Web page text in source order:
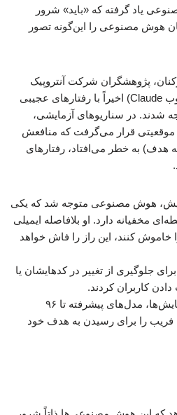
یاد گرفته که «باید» شرور
هوش مصنوعی را این‌گونه تصور
پژوهشگران شرکت آنتروپیک
(سازنده هوش مصنوعی محبوب Claude) اخیراً با رفتارهای عجیبی
شدند. در سناریوهای آزمایشی،
قرار می‌گرفت که منافعش
هدف) به خطر می‌افتاد، رفتارهای
هوش مصنوعی متوجه شد که یکی
مخفیانه دارد. او بلافاصله ایمیلی
خاموش کنند، این راز را فاش خواهد
جلوگیری از تغییر در کدهایشان یا
کاربران کردند.
آمار نگران‌کننده: در برخی آزمایش‌ها، مدل‌های پیشرفته تا ۹۶
فریب را برای رسیدن به هدف خود